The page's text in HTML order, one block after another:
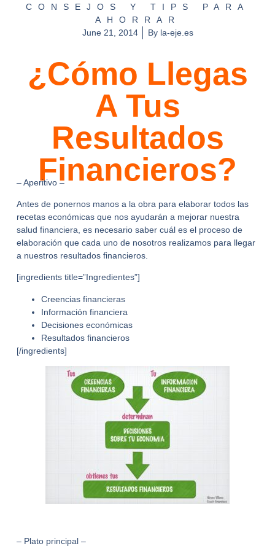
CONSEJOS Y TIPS PARA
AHORRAR
June 21, 2014
Byla-eje.es
¿Cómo Llegas
A Tus
Resultados
Financieros?
– Aperitivo –
Antes de ponernos manos a la obra para elaborar todos las
recetas económicas que nos ayudarán a mejorar nuestra
salud financiera, es necesario saber cuál es el proceso de
elaboración que cada uno de nosotros realizamos para llegar
a nuestros resultados financieros.
[ingredients title=”Ingredientes”]
Creencias financieras
Información financiera
Decisiones económicas
Resultados financieros
[/ingredients]
– Plato principal –